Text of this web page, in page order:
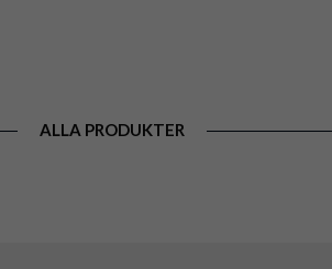
ALLA PRODUKTER